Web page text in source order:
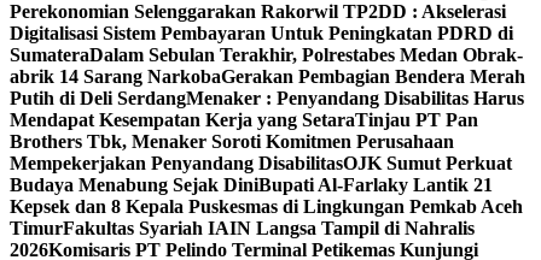
Perekonomian Selenggarakan Rakorwil TP2DD : Akselerasi
Digitalisasi Sistem Pembayaran Untuk Peningkatan PDRD di
SumateraDalam Sebulan Terakhir, Polrestabes Medan Obrak-
abrik 14 Sarang NarkobaGerakan Pembagian Bendera Merah
Putih di Deli SerdangMenaker : Penyandang Disabilitas Harus
Mendapat Kesempatan Kerja yang SetaraTinjau PT Pan
Brothers Tbk, Menaker Soroti Komitmen Perusahaan
Mempekerjakan Penyandang DisabilitasOJK Sumut Perkuat
Budaya Menabung Sejak DiniBupati Al-Farlaky Lantik 21
Kepsek dan 8 Kepala Puskesmas di Lingkungan Pemkab Aceh
TimurFakultas Syariah IAIN Langsa Tampil di Nahralis
2026Komisaris PT Pelindo Terminal Petikemas Kunjungi